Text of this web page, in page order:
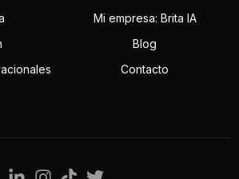
Mi empresa: Brita IA
Blog
Contacto